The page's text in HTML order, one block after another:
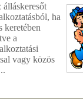
ha
keretében
a
vagy közös